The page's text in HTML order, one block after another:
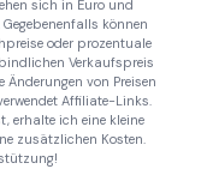
sich in Euro und
können
oder prozentuale
Verkaufspreis
von Preisen
Affiliate-Links.
erhalte ich eine kleine
zusätzlichen Kosten.